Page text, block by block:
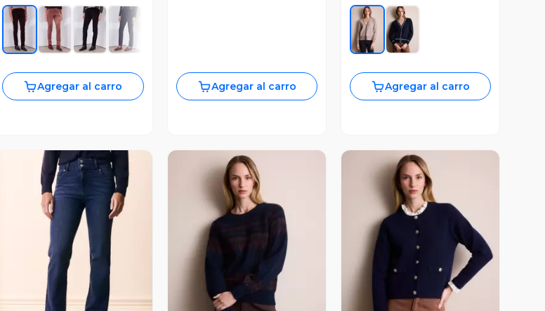
Agregar al carro Agregar al carro Agregar al carro
Vista Previa Vista Previa Vista Previa